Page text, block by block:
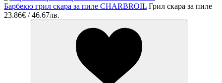
Барбекю грил скара за пиле CHARBROIL Грил скара за пиле
23.86€ / 46.67лв.